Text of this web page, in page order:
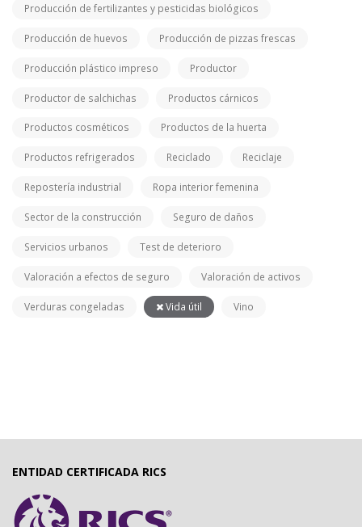
Producción de fertilizantes y pesticidas biológicos
Producción de huevos Producción de pizzas frescas
Producción plástico impreso Productor
Productor de salchichas Productos cárnicos
Productos cosméticos Productos de la huerta
Productos refrigerados Reciclado Reciclaje
Repostería industrial Ropa interior femenina
Sector de la construcción Seguro de daños
Servicios urbanos Test de deterioro
Valoración a efectos de seguro Valoración de activos
Verduras congeladas Vida útil Vino
ENTIDAD CERTIFICADA RICS